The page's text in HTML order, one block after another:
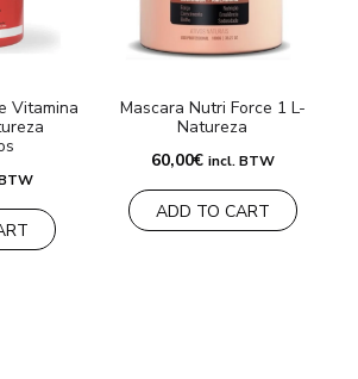
Vitamina
Mascara Nutri Force 1 L-
Natureza
60,00€ incl. BTW
ADD TO CART